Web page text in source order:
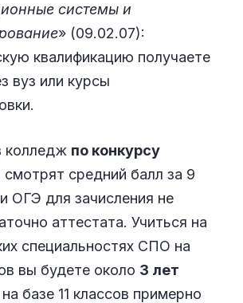
системы и
» (09.02.07):
квалификацию получаете
вуз или курсы
колледж по конкурсу
смотрят средний балл за 9
ОГЭ для зачисления не
аттестата. Учиться на
специальностях СПО на
вы будете около 3 лет
на базе 11 классов примерно